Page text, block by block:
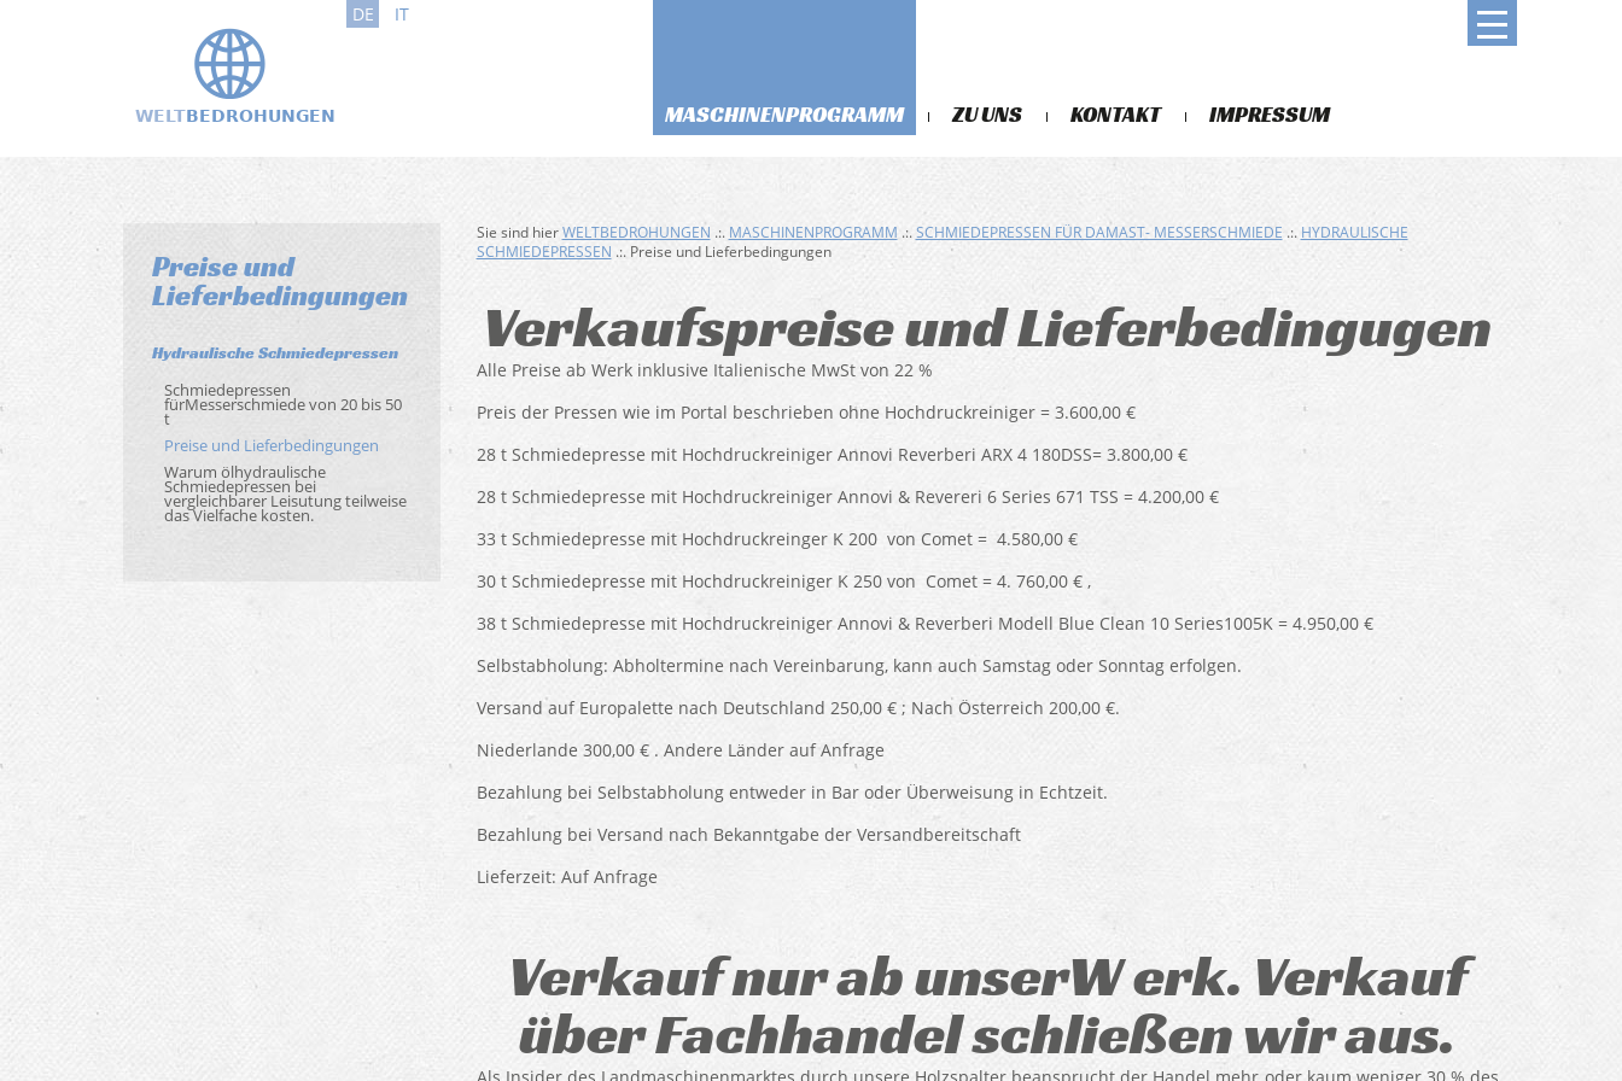
DE IT
MASCHINENPROGRAMM ZU UNS KONTAKT IMPRESSUM
Preise und
Lieferbedingungen
Hydraulische Schmiedepressen
Schmiedepressen
fürMesserschmiede von 20 bis 50
t
Preise und Lieferbedingungen
Warum ölhydraulische
Schmiedepressen bei
vergleichbarer Leisutung teilweise
das Vielfache kosten.
Sie sind hierWELTBEDROHUNGEN .:. MASCHINENPROGRAMM .:.SCHMIEDEPRESSEN FÜR DAMAST- MESSERSCHMIEDE .:. HYDRAULISCHE
SCHMIEDEPRESSEN .:. Preise und Lieferbedingungen
Verkaufspreise und Lieferbedingugen
Alle Preise ab Werk inklusive Italienische MwSt von 22 %
Preis der Pressen wie im Portal beschrieben ohne Hochdruckreiniger = 3.600,00 €
28 t Schmiedepresse mit Hochdruckreiniger Annovi Reverberi ARX 4 180DSS= 3.800,00 €
28 t Schmiedepresse mit Hochdruckreiniger Annovi & Revereri 6 Series 671 TSS = 4.200,00 €
33 t Schmiedepresse mit Hochdruckreinger K 200 von Comet = 4.580,00 €
30 t Schmiedepresse mit Hochdruckreiniger K 250 von Comet = 4. 760,00 € ,
38 t Schmiedepresse mit Hochdruckreiniger Annovi & Reverberi Modell Blue Clean 10 Series1005K = 4.950,00 €
Selbstabholung: Abholtermine nach Vereinbarung, kann auch Samstag oder Sonntag erfolgen.
Versand auf Europalette nach Deutschland 250,00 € ; Nach Österreich 200,00 €.
Niederlande 300,00 € . Andere Länder auf Anfrage
Bezahlung bei Selbstabholung entweder in Bar oder Überweisung in Echtzeit.
Bezahlung bei Versand nach Bekanntgabe der Versandbereitschaft
Lieferzeit: Auf Anfrage
Verkauf nur ab unserW erk. Verkauf
über Fachhandel schließen wir aus.